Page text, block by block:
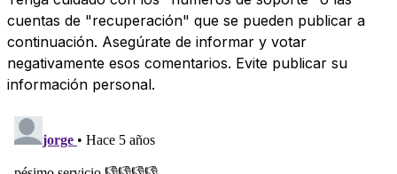
cuentas de "recuperación" que se pueden publicar a
continuación. Asegúrate de informar y votar
negativamente esos comentarios. Evite publicar su
información personal.